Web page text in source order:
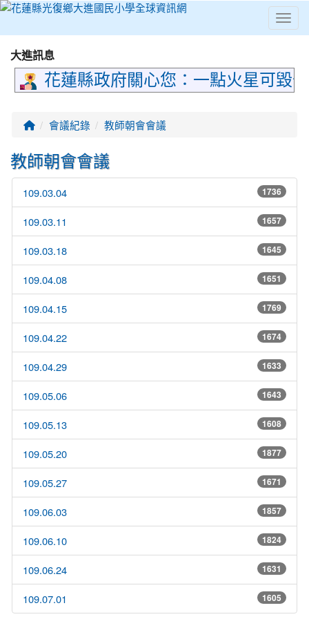
⏸
大進訊息
花蓮縣政府關心您：一點火星可毀
回首頁會議紀錄 教師朝會會議
教師朝會會議
109.03.04 1736
109.03.11 1657
109.03.18 1645
109.04.08 1651
109.04.15 1769
109.04.22 1674
109.04.29 1633
109.05.06 1643
109.05.13 1608
109.05.20 1877
109.05.27 1671
109.06.03 1857
109.06.10 1824
109.06.24 1631
109.07.01 1605